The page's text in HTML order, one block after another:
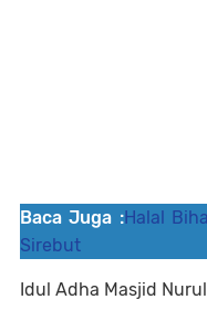
Baca Juga :Halal
Sirebut
Idul Adha Masjid